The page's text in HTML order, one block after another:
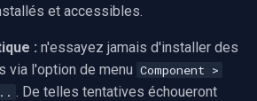
et accessibles.
: n'essayez jamais d'installer des
via l'option de menu Component >
. De telles tentatives échoueront